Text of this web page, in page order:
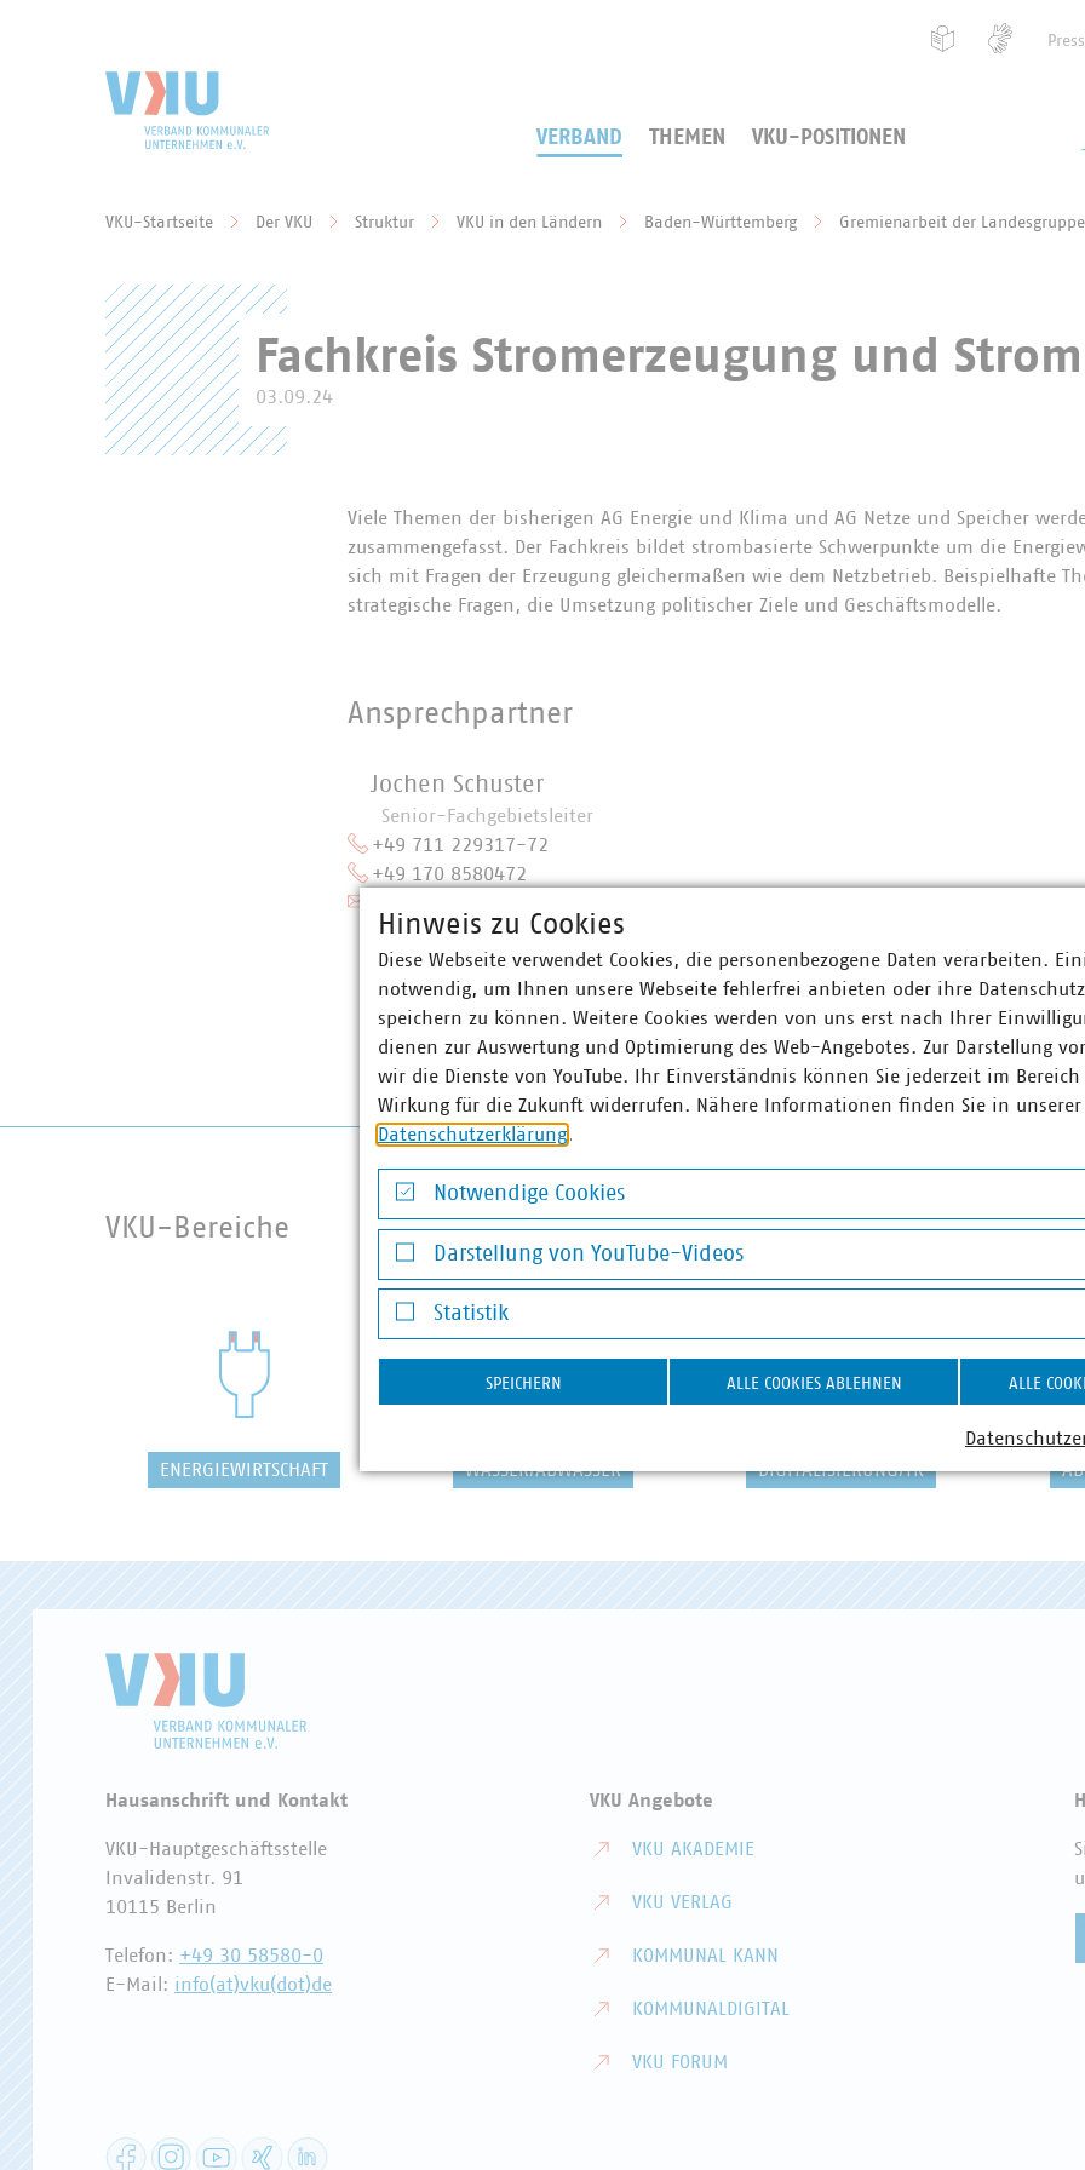
VERBAND THEMEN VKU-POSITIONEN
VKU-Startseite Der VKU Struktur VKU in den Ländern Baden-Württemberg Gremienarbeit der
Fachkreis Stromerzeugung und
03.09.24
Viele Themen der bisherigen AG Energie und Klima und AG Netze und Speicher
zusammengefasst. Der Fachkreis bildet strombasierte Schwerpunkte um die
sich mit Fragen der Erzeugung gleichermaßen wie dem Netzbetrieb. Beispielhafte
strategische Fragen, die Umsetzung politischer Ziele und Geschäftsmodelle.
Ansprechpartner
Jochen Schuster
Senior-Fachgebietsleiter
+49 711 229317-72
+49 170 8580472
VKU-Bereiche
ENERGIEWIRTSCHAFT WASSER/ABWASSER DIGITALISIERUNG/TK
Hausanschrift und Kontakt
VKU-Hauptgeschäftsstelle
Invalidenstr. 91
10115 Berlin
Telefon: +49 30 58580-0
E-Mail: info(at)vku(dot)de
VKU Angebote
VKU AKADEMIE
VKU VERLAG
KOMMUNAL KANN
KOMMUNALDIGITAL
VKU FORUM
FacebookInstagramYouTube XING
Hinweis zu Cookies
Diese Webseite verwendet Cookies, die personenbezogene Daten verarbeiten.
notwendig, um Ihnen unsere Webseite fehlerfrei anbieten oder ihre
speichern zu können. Weitere Cookies werden von uns erst nach Ihrer
dienen zur Auswertung und Optimierung des Web-Angebotes. Zur Darstellung
wir die Dienste von YouTube. Ihr Einverständnis können Sie jederzeit im
Wirkung für die Zukunft widerrufen. Nähere Informationen finden Sie in unserer
Datenschutzerklärung.
Notwendige Cookies
Notwendige Cookies
Darstellung von YouTube-Videos
Darstellung von YouTube-Videos
Statistik
Statistik
SPEICHERN ALLE COOKIES ABLEHNEN ALLE